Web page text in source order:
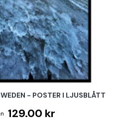
- POSTER I LJUSBLÅTT
129.00 kr